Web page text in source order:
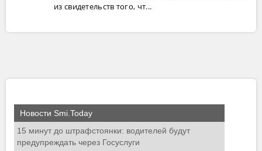
из свидетельств того, чт...